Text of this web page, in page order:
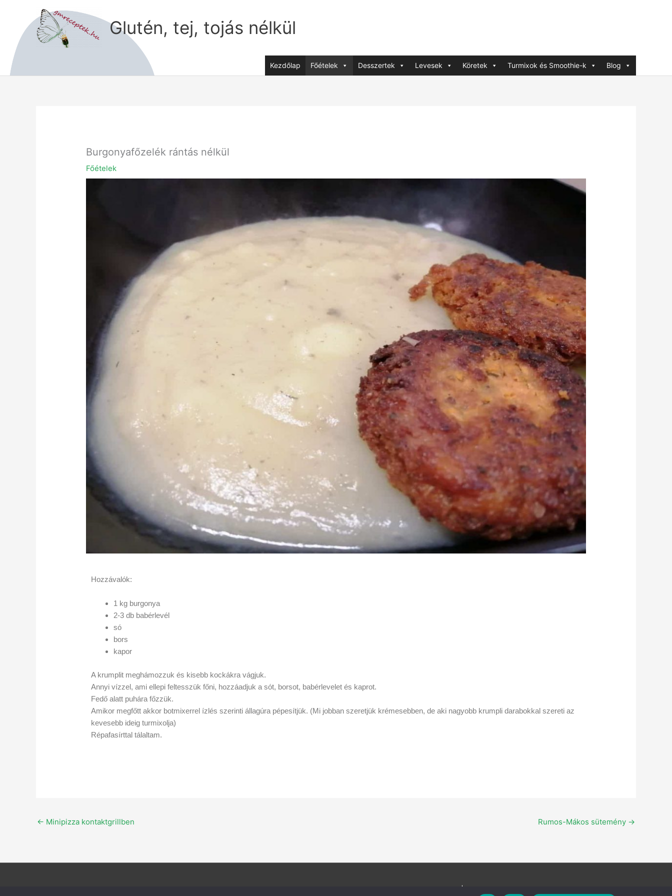
content
Glutén, tej, tojás nélkül
Kezdőlap Főételek Desszertek Levesek Köretek Turmixok és Smoothie-k Blog
Burgonyafőzelék rántás nélkül
Főételek
Hozzávalók:
1 kg burgonya
2-3 db babérlevél
só
bors
kapor
A krumplit meghámozzuk és kisebb kockákra vágjuk.
Annyi vízzel, ami ellepi feltesszük főni, hozzáadjuk a sót, borsot, babérlevelet és kaprot.
Fedő alatt puhára főzzük.
Amikor megfőtt akkor botmixerrel ízlés szerinti állagúra pépesítjük. (Mi jobban szeretjük krémesebben, de aki nagyobb krumpli darabokkal szereti az
kevesebb ideig turmixolja)
Répafasírttal tálaltam.
← Minipizza kontaktgrillben Rumos-Mákos sütemény →
Copyright © 2026 | Gluténmentes, tejmentes, tojásmentes receptek